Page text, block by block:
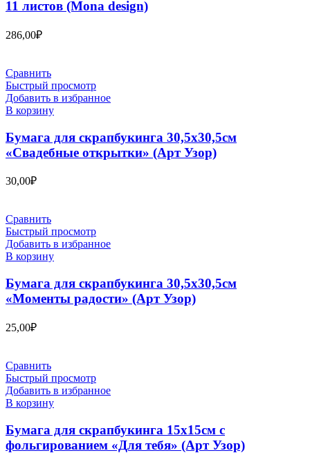
11 листов (Mona design)
286,00₽
Сравнить
Быстрый просмотр
Добавить в избранное
В корзину
Бумага для скрапбукинга 30,5х30,5см
«Свадебные открытки» (Арт Узор)
30,00₽
Сравнить
Быстрый просмотр
Добавить в избранное
В корзину
Бумага для скрапбукинга 30,5х30,5см
«Моменты радости» (Арт Узор)
25,00₽
Сравнить
Быстрый просмотр
Добавить в избранное
В корзину
Бумага для скрапбукинга 15х15см с
фольгированием «Для тебя» (Арт Узор)